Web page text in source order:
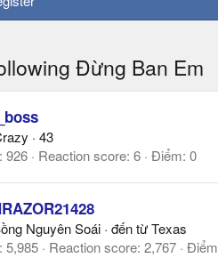
Đừng Ban Em
· 43
926 Reaction score 6 Điểm 0
Nguyên Soái · đến từTexas
5,985 Reaction score 2,767 Điểm